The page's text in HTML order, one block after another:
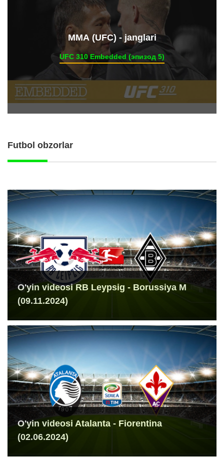
ММА (UFC) - janglari
UFC 310 Embedded (эпизод 5)
Futbol obzorlar
O'yin videosi RB Leypsig - Borussiya M
(09.11.2024)
O'yin videosi Atalanta - Fiorentina
(02.06.2024)